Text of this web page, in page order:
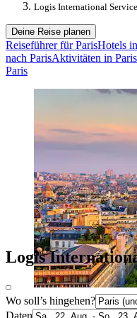
Logis International
Deine Reise planen
Reiseführer für ParisHotels
nach ParisAktivitäten in Paris
Paris
Logis
Wo soll’s hingehen?
Daten